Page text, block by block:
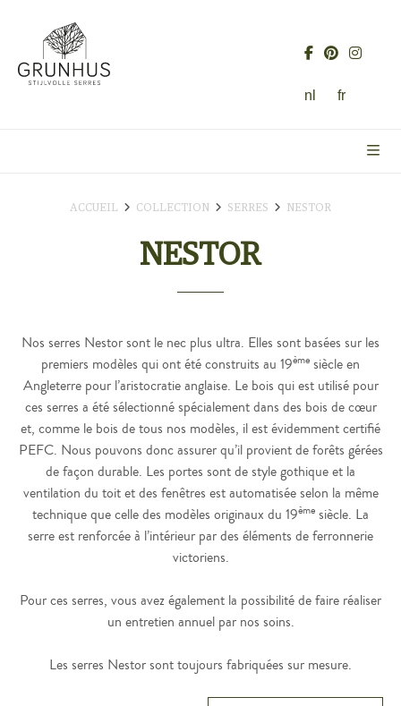
nl fr
ACCUEIL COLLECTION SERRES NESTOR
NESTOR
Nos serres Nestor sont le nec plus ultra. Elles sont basées sur les
premiers modèles qui ont été construits au 19ème siècle en
Angleterre pour l’aristocratie anglaise. Le bois qui est utilisé pour
ces serres a été sélectionné spécialement dans des bois de cœur
et, comme le bois de tous nos modèles, il est évidemment certifié
PEFC. Nous pouvons donc assurer qu’il provient de forêts gérées
de façon durable. Les portes sont de style gothique et la
ventilation du toit et des fenêtres est automatisée selon la même
technique que celle des modèles originaux du 19ème siècle. La
serre est renforcée à l’intérieur par des éléments de ferronnerie
victoriens.
Pour ces serres, vous avez également la possibilité de faire réaliser
un entretien annuel par nos soins.
Les serres Nestor sont toujours fabriquées sur mesure.